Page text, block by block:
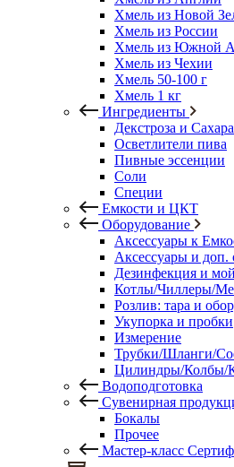
Хмель из Новой
Хмель из России
Хмель из Южной
Хмель из Чехии
Хмель 50-100 г
Хмель 1 кг
Ингредиенты
Декстроза и Сахара
Осветлители пива
Пивные эссенции
Соли
Специи
Емкости и ЦКТ
Оборудование
Аксессуары к
Аксессуары и доп.
Дезинфекция и
Котлы/Чиллеры/
Розлив: тара и
Укупорка и пробки
Измерение
Трубки/Шланги/
Цилиндры/Колбы/
Водоподготовка
Сувенирная
Бокалы
Прочее
Мастер-класс